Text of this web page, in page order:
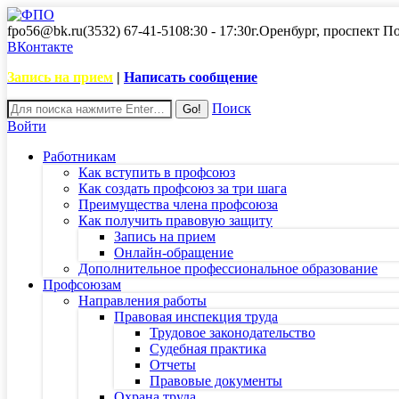
fpo56@bk.ru(3532) 67-41-5108:30 - 17:30г.Оренбург, проспект
ВКонтакте
Запись на прием | Написать сообщение
Поиск
Войти
Работникам
Как вступить в профсоюз
Как создать профсоюз за три шага
Преимущества члена профсоюза
Как получить правовую защиту
Запись на прием
Онлайн-обращение
Дополнительное профессиональное образование
Профсоюзам
Направления работы
Правовая инспекция труда
Трудовое законодательство
Судебная практика
Отчеты
Правовые документы